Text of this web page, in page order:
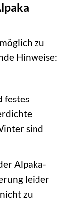
zu
Hinweise:
festes
sind
Alpaka-
leider
zu